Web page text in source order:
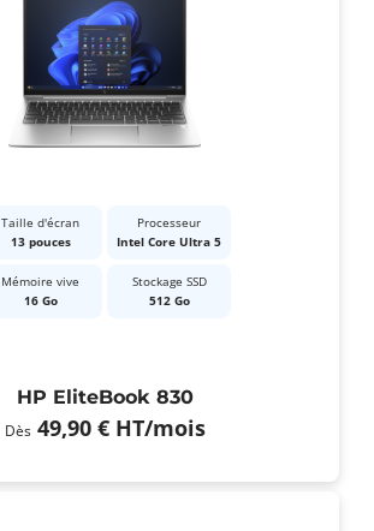
Taille d'écran
13 pouces
Processeur
Intel Core Ultra 5
Mémoire vive
16 Go
Stockage SSD
512 Go
HP EliteBook 830
Dès 49,90 € HT/mois